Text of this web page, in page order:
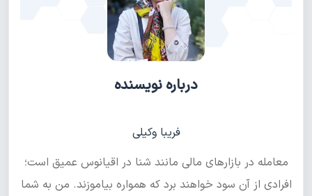
درباره نویسنده
فریبا وکیلی
معامله در بازارهای مالی مانند شنا در اقیانوس عمیق است؛
افرادی از آن سود خواهند برد که همواره بیاموزند. من به شما